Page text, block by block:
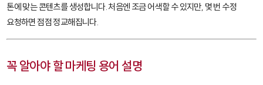
톤에 맞는 콘텐츠를 생성합니다. 처음엔 조금 어색할 수 있지만, 몇 번 수정
요청하면 점점 정교해집니다.
꼭 알아야 할 마케팅 용어 설명